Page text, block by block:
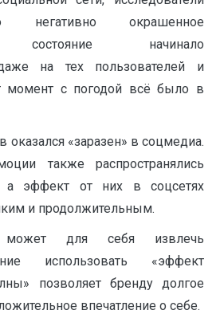
негативно окрашенное
состояние начинало
даже на тех пользователей и
момент с погодой всё было в
оказался «заразен» в соцмедиа.
также распространялись
а эффект от них в соцсетях
и продолжительным.
для себя извлечь
использовать «эффект
позволяет бренду долгое
впечатление о себе.